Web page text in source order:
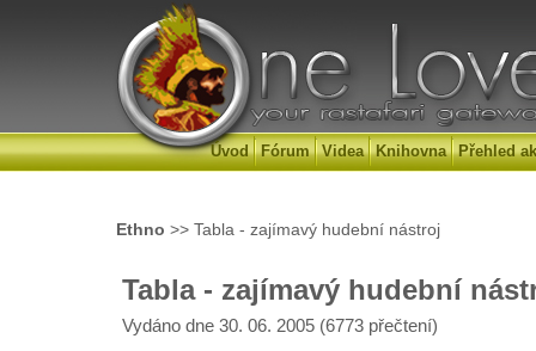
Úvod Fórum Videa Knihovna Přehled
Ethno >> Tabla - zajímavý hudební nástroj
Tabla - zajímavý hudební
Vydáno dne 30. 06. 2005 (6773 přečtení)